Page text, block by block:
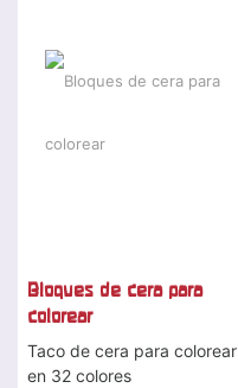
Bloques de cera para
colorear
Taco de cera para colorear
en 32 colores